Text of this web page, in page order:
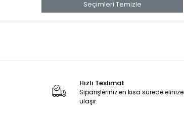
banana
Banana Boat
bluey
Seçimleri Temizle
Hızlı Teslimat
Siparişleriniz en kısa sürede elinize
ulaşır.